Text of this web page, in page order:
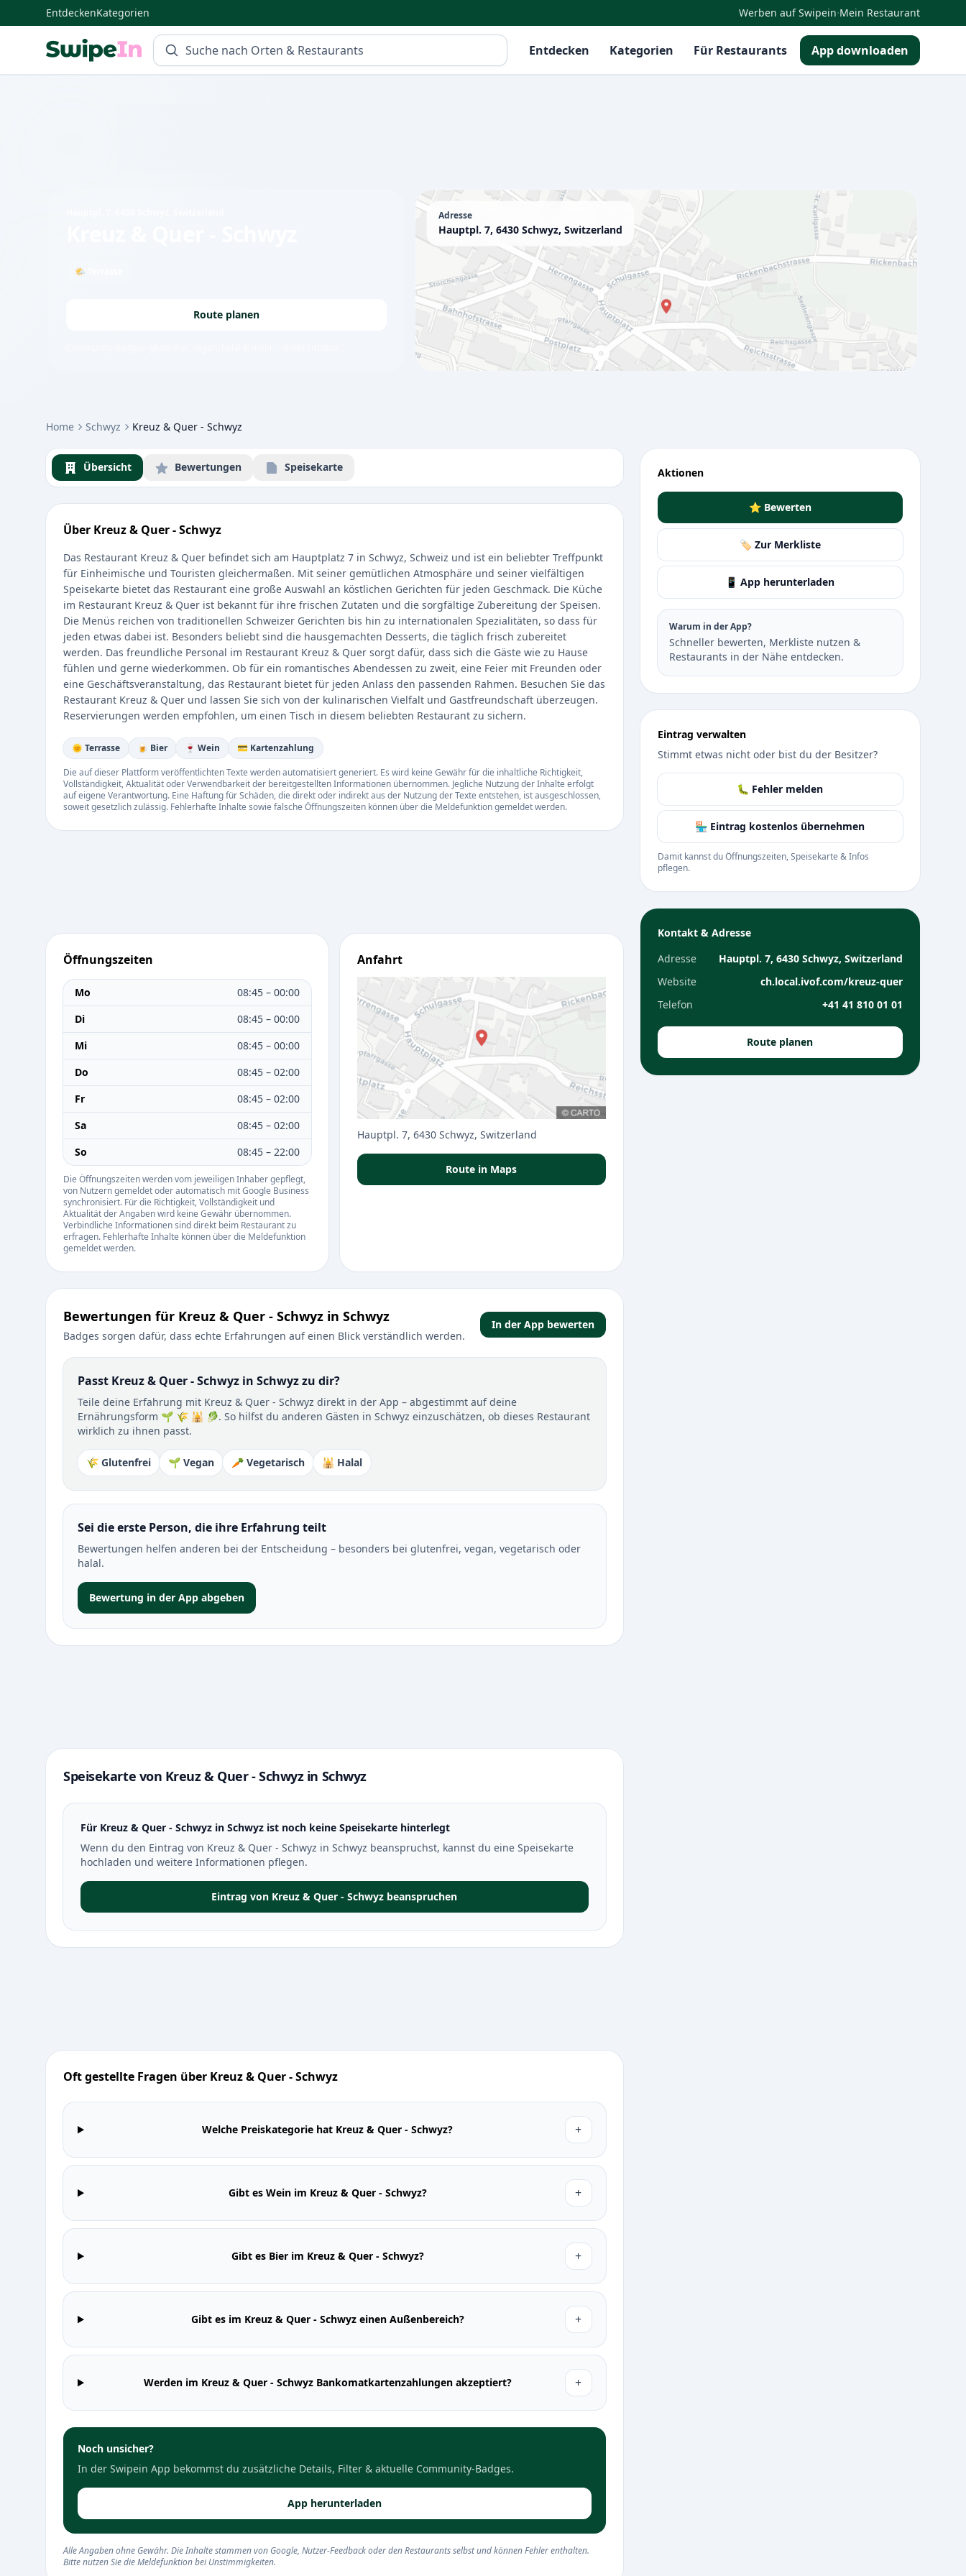
EntdeckenKategorien Werben auf Swipein·Mein Restaurant
Entdecken Kategorien Für Restaurants App downloaden
🌤 Terrasse
Route planen
Adresse
Hauptpl. 7, 6430 Schwyz, Switzerland
Home Schwyz Kreuz & Quer - Schwyz
Übersicht Bewertungen Speisekarte
Über Kreuz & Quer - Schwyz
Das Restaurant Kreuz & Quer befindet sich am Hauptplatz 7 in Schwyz, Schweiz und ist ein beliebter Treffpunkt
für Einheimische und Touristen gleichermaßen. Mit seiner gemütlichen Atmosphäre und seiner vielfältigen
Speisekarte bietet das Restaurant eine große Auswahl an köstlichen Gerichten für jeden Geschmack. Die Küche
im Restaurant Kreuz & Quer ist bekannt für ihre frischen Zutaten und die sorgfältige Zubereitung der Speisen.
Die Menüs reichen von traditionellen Schweizer Gerichten bis hin zu internationalen Spezialitäten, so dass für
jeden etwas dabei ist. Besonders beliebt sind die hausgemachten Desserts, die täglich frisch zubereitet
werden. Das freundliche Personal im Restaurant Kreuz & Quer sorgt dafür, dass sich die Gäste wie zu Hause
fühlen und gerne wiederkommen. Ob für ein romantisches Abendessen zu zweit, eine Feier mit Freunden oder
eine Geschäftsveranstaltung, das Restaurant bietet für jeden Anlass den passenden Rahmen. Besuchen Sie das
Restaurant Kreuz & Quer und lassen Sie sich von der kulinarischen Vielfalt und Gastfreundschaft überzeugen.
Reservierungen werden empfohlen, um einen Tisch in diesem beliebten Restaurant zu sichern.
🌞 Terrasse 🍺 Bier 🍷 Wein
💳 Kartenzahlung
Die auf dieser Plattform veröffentlichten Texte werden automatisiert generiert. Es wird keine Gewähr für die inhaltliche Richtigkeit,
Vollständigkeit, Aktualität oder Verwendbarkeit der bereitgestellten Informationen übernommen. Jegliche Nutzung der Inhalte erfolgt
auf eigene Verantwortung. Eine Haftung für Schäden, die direkt oder indirekt aus der Nutzung der Texte entstehen, ist ausgeschlossen,
soweit gesetzlich zulässig. Fehlerhafte Inhalte sowie falsche Öffnungszeiten können über die Meldefunktion gemeldet werden.
Öffnungszeiten
Mo
08:45 – 00:00
Di
08:45 – 00:00
Mi
08:45 – 00:00
Do
08:45 – 02:00
Fr
08:45 – 02:00
Sa
08:45 – 02:00
So
08:45 – 22:00
Die Öffnungszeiten werden vom jeweiligen Inhaber gepflegt,
von Nutzern gemeldet oder automatisch mit Google Business
synchronisiert. Für die Richtigkeit, Vollständigkeit und
Aktualität der Angaben wird keine Gewähr übernommen.
Verbindliche Informationen sind direkt beim Restaurant zu
erfragen. Fehlerhafte Inhalte können über die Meldefunktion
gemeldet werden.
Anfahrt
Hauptpl. 7, 6430 Schwyz, Switzerland
Route in Maps
Bewertungen für Kreuz & Quer - Schwyz in Schwyz
Badges sorgen dafür, dass echte Erfahrungen auf einen Blick verständlich werden.
In der App bewerten
Passt Kreuz & Quer - Schwyz in Schwyz zu dir?
Teile deine Erfahrung mit Kreuz & Quer - Schwyz direkt in der App – abgestimmt auf deine
Ernährungsform 🌱 🌾 🕌 🥬. So hilfst du anderen Gästen in Schwyz einzuschätzen, ob dieses Restaurant
wirklich zu ihnen passt.
🌾 Glutenfrei 🌱 Vegan 🥕 Vegetarisch 🕌 Halal
Sei die erste Person, die ihre Erfahrung teilt
Bewertungen helfen anderen bei der Entscheidung – besonders bei glutenfrei, vegan, vegetarisch oder
halal.
Bewertung in der App abgeben
Speisekarte von Kreuz & Quer - Schwyz in Schwyz
Für Kreuz & Quer - Schwyz in Schwyz ist noch keine Speisekarte hinterlegt
Wenn du den Eintrag von Kreuz & Quer - Schwyz in Schwyz beanspruchst, kannst du eine Speisekarte
hochladen und weitere Informationen pflegen.
Eintrag von Kreuz & Quer - Schwyz beanspruchen
Oft gestellte Fragen über Kreuz & Quer - Schwyz
Welche Preiskategorie hat Kreuz & Quer - Schwyz? +
Gibt es Wein im Kreuz & Quer - Schwyz? +
Gibt es Bier im Kreuz & Quer - Schwyz? +
Gibt es im Kreuz & Quer - Schwyz einen Außenbereich? +
Werden im Kreuz & Quer - Schwyz Bankomatkartenzahlungen akzeptiert? +
Noch unsicher?
In der Swipein App bekommst du zusätzliche Details, Filter & aktuelle Community-Badges.
App herunterladen
Alle Angaben ohne Gewähr. Die Inhalte stammen von Google, Nutzer-Feedback oder den Restaurants selbst und können Fehler enthalten.
Bitte nutzen Sie die Meldefunktion bei Unstimmigkeiten.
Aktionen
⭐ Bewerten
🏷️ Zur Merkliste
📱 App herunterladen
Warum in der App?
Schneller bewerten, Merkliste nutzen &
Restaurants in der Nähe entdecken.
Eintrag verwalten
Stimmt etwas nicht oder bist du der Besitzer?
🐛 Fehler melden
🏪 Eintrag kostenlos übernehmen
Damit kannst du Öffnungszeiten, Speisekarte & Infos
pflegen.
Kontakt & Adresse
Adresse
Hauptpl. 7, 6430 Schwyz, Switzerland
Website
ch.local.ivof.com/kreuz-quer
Telefon
+41 41 810 01 01
Route planen